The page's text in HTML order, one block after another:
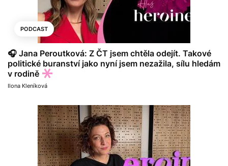
PODCAST
🎧 Jana Peroutková: Z ČT jsem chtěla odejít. Takové
politické buranství jako nyní jsem nezažila, sílu hledám
v rodině
Ilona Kleníková